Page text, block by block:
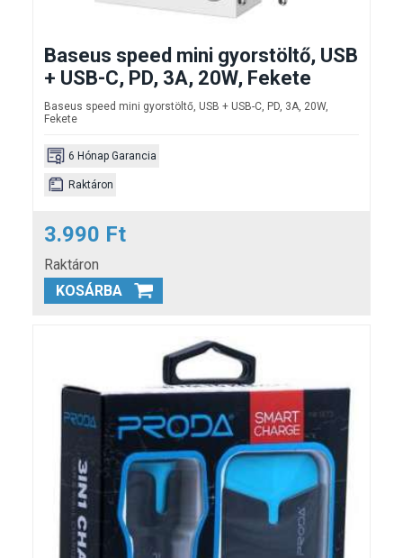
Baseus speed mini gyorstöltő, USB
+ USB-C, PD, 3A, 20W, Fekete
Baseus speed mini gyorstöltő, USB + USB-C, PD, 3A, 20W,
Fekete
6 Hónap Garancia
Raktáron
3.990 Ft
Raktáron
KOSÁRBA